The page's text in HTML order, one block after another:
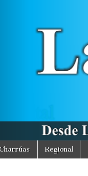
Regional